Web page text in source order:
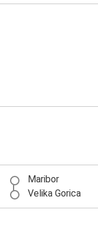
Maribor
Velika Gorica